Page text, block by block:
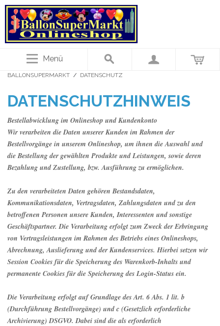
Menü
BALLONSUPERMARKT / DATENSCHUTZ
DATENSCHUTZHINWEIS
Bestellabwicklung im Onlineshop und Kundenkonto
Wir verarbeiten die Daten unserer Kunden im Rahmen der
Bestellvorgänge in unserem Onlineshop, um ihnen die Auswahl und
die Bestellung der gewählten Produkte und Leistungen, sowie deren
Bezahlung und Zustellung, bzw. Ausführung zu ermöglichen.
Zu den verarbeiteten Daten gehören Bestandsdaten,
Kommunikationsdaten, Vertragsdaten, Zahlungsdaten und zu den
betroffenen Personen unsere Kunden, Interessenten und sonstige
Geschäftspartner. Die Verarbeitung erfolgt zum Zweck der Erbringung
von Vertragsleistungen im Rahmen des Betriebs eines Onlineshops,
Abrechnung, Auslieferung und der Kundenservices. Hierbei setzen wir
Session Cookies für die Speicherung des Warenkorb-Inhalts und
permanente Cookies für die Speicherung des Login-Status ein.
Die Verarbeitung erfolgt auf Grundlage des Art. 6 Abs. 1 lit. b
(Durchführung Bestellvorgänge) und c (Gesetzlich erforderliche
Archivierung) DSGVO. Dabei sind die als erforderlich